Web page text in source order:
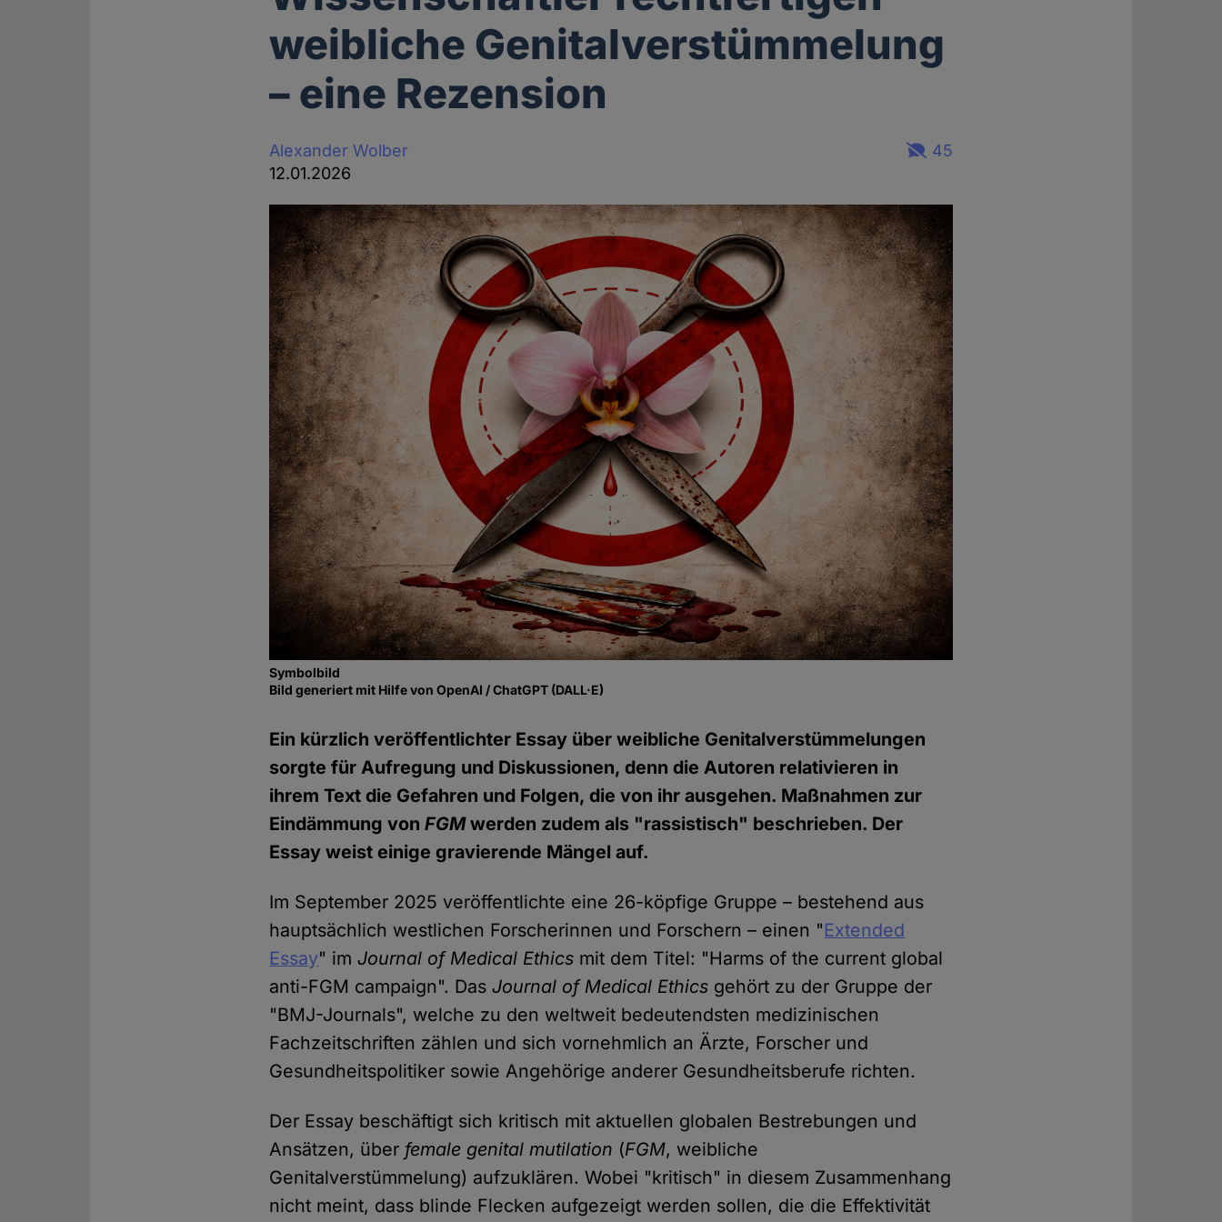
weibliche Genitalverstümmelung
– eine Rezension
Alexander Wolber
12.01.2026
45
Symbolbild
Bild generiert mit Hilfe von OpenAI / ChatGPT (DALL·E)
Ein kürzlich veröffentlichter Essay über weibliche Genitalverstümmelungen
sorgte für Aufregung und Diskussionen, denn die Autoren relativieren in
ihrem Text die Gefahren und Folgen, die von ihr ausgehen. Maßnahmen zur
Eindämmung vonFGMwerden zudem als "rassistisch" beschrieben. Der
Essay weist einige gravierende Mängel auf.
Im September 2025 veröffentlichte eine 26-köpfige Gruppe – bestehend aus
hauptsächlich westlichen Forscherinnen und Forschern – einen "Extended
Essay" imJournal of Medical Ethics mit dem Titel: "Harms of the current global
anti-FGM campaign". DasJournal of Medical Ethics gehört zu der Gruppe der
"BMJ-Journals", welche zu den weltweit bedeutendsten medizinischen
Fachzeitschriften zählen und sich vornehmlich an Ärzte, Forscher und
Gesundheitspolitiker sowie Angehörige anderer Gesundheitsberufe richten.
Der Essay beschäftigt sich kritisch mit aktuellen globalen Bestrebungen und
Ansätzen, über female genital mutilation (FGM, weibliche
Genitalverstümmelung) aufzuklären. Wobei "kritisch" in diesem Zusammenhang
nicht meint, dass blinde Flecken aufgezeigt werden sollen, die die Effektivität